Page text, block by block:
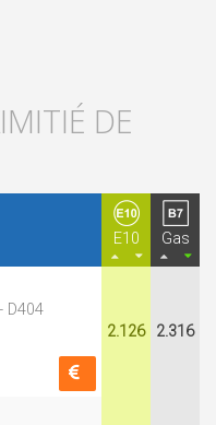
DE
E10 Gas
D404
2.126 2.316